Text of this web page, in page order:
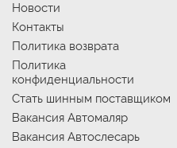
Новости
Контакты
Политика возврата
Политика
конфиденциальности
Стать шинным поставщиком
Вакансия Автомаляр
Вакансия Автослесарь